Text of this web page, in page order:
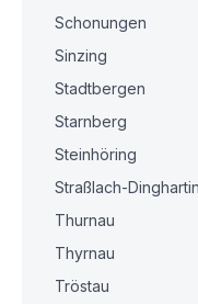
Schonungen
Sinzing
Stadtbergen
Starnberg
Steinhöring
Straßlach-
Thurnau
Thyrnau
Tröstau